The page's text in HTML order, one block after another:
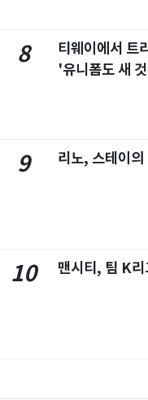
8
티웨이에서 트
'유니폼도 새
9 리노, 스테이의
10 맨시티, 팀 K